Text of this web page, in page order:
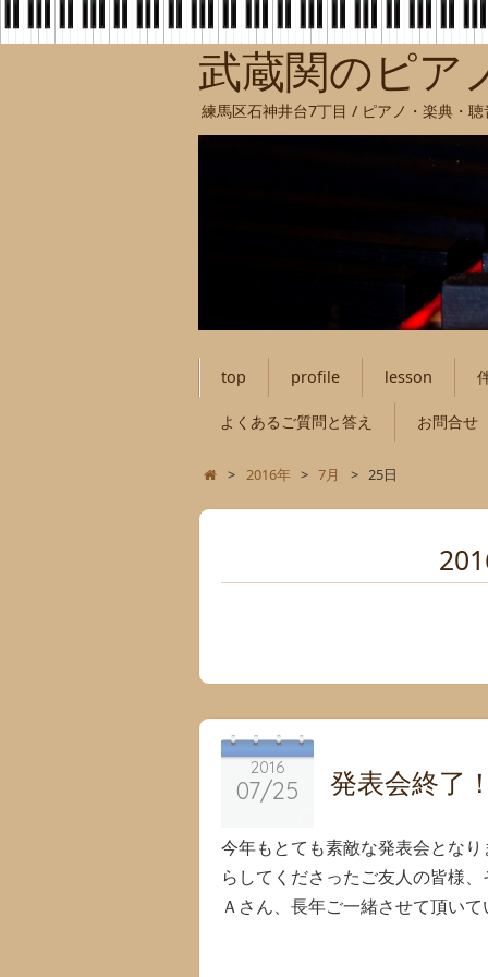
武蔵関のピア
練馬区石神井台7丁目 / ピアノ・楽典・
top profile lesson
よくあるご質問と答え お問合せ
> 2016年 > 7月 > 25日
2016
07/25
2016
07/25 発表会終了
今年もとても素敵な発表会とな
らしてくださったご友人の皆様
Ａさん、長年ご一緒させて頂い